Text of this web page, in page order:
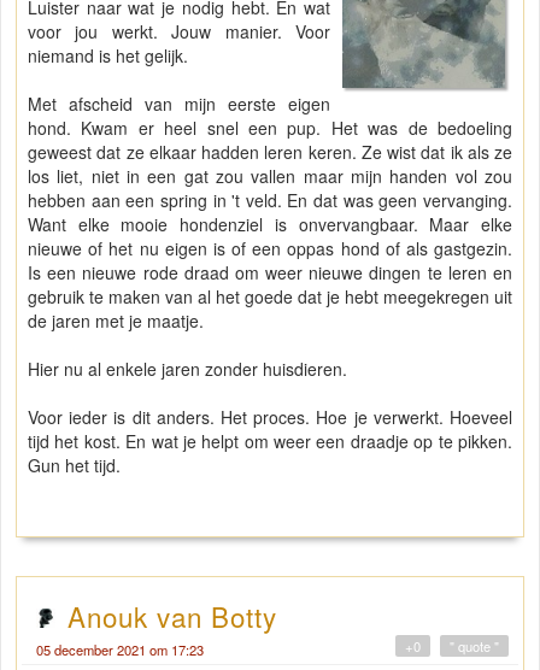
Luister naar wat je nodig hebt. En wat
voor jou werkt. Jouw manier. Voor
niemand is het gelijk.
Met afscheid van mijn eerste eigen
hond. Kwam er heel snel een pup. Het was de bedoeling
geweest dat ze elkaar hadden leren keren. Ze wist dat ik als ze
los liet, niet in een gat zou vallen maar mijn handen vol zou
hebben aan een spring in 't veld. En dat was geen vervanging.
Want elke mooie hondenziel is onvervangbaar. Maar elke
nieuwe of het nu eigen is of een oppas hond of als gastgezin.
Is een nieuwe rode draad om weer nieuwe dingen te leren en
gebruik te maken van al het goede dat je hebt meegekregen uit
de jaren met je maatje.
Hier nu al enkele jaren zonder huisdieren.
Voor ieder is dit anders. Het proces. Hoe je verwerkt. Hoeveel
tijd het kost. En wat je helpt om weer een draadje op te pikken.
Gun het tijd.
Anouk van Botty
05 december 2021 om 17:23 " quote "
+0